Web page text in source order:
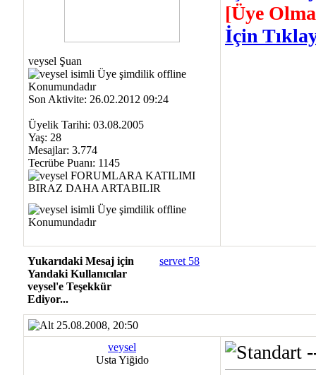
veysel Şuan
Son Aktivite: 26.02.2012 09:24
Üyelik Tarihi: 03.08.2005
Yaş: 28
Mesajlar: 3.774
Tecrübe Puanı: 1145
[Üye
İçin
Yukarıdaki Mesaj için
Yandaki Kullanıcılar
veysel'e Teşekkür
Ediyor...
servet 58
25.08.2008, 20:50
veysel
Usta Yiğido